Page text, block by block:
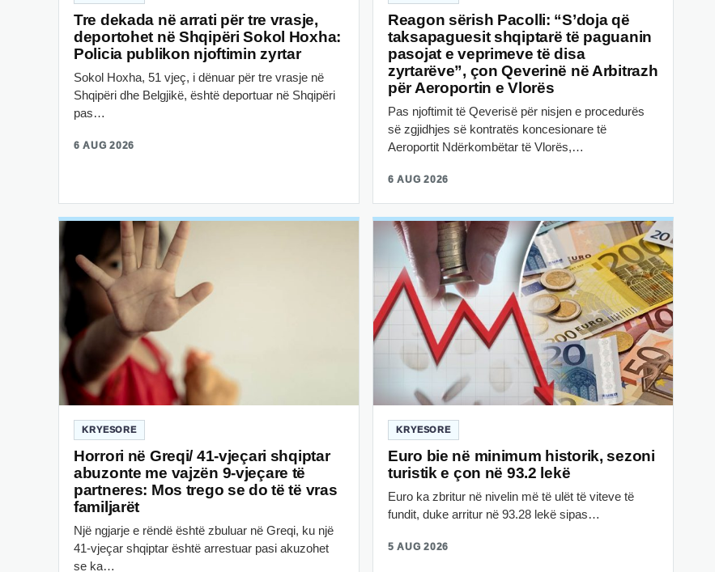
Tre dekada në arrati për tre vrasje,
deportohet në Shqipëri Sokol Hoxha:
Policia publikon njoftimin zyrtar
Sokol Hoxha, 51 vjeç, i dënuar për tre vrasje në
Shqipëri dhe Belgjikë, është deportuar në Shqipëri
pas…
6 AUG 2026
Reagon sërish Pacolli: “S’doja që
taksapaguesit shqiptarë të paguanin
pasojat e veprimeve të disa
zyrtarëve”, çon Qeverinë në Arbitrazh
për Aeroportin e Vlorës
Pas njoftimit të Qeverisë për nisjen e procedurës
së zgjidhjes së kontratës koncesionare të
Aeroportit Ndërkombëtar të Vlorës,…
6 AUG 2026
KRYESORE
Horrori në Greqi/ 41-vjeçari shqiptar
abuzonte me vajzën 9-vjeçare të
partneres: Mos trego se do të të vras
familjarët
Një ngjarje e rëndë është zbuluar në Greqi, ku një
41-vjeçar shqiptar është arrestuar pasi akuzohet
se ka…
KRYESORE
Euro bie në minimum historik, sezoni
turistik e çon në 93.2 lekë
Euro ka zbritur në nivelin më të ulët të viteve të
fundit, duke arritur në 93.28 lekë sipas…
5 AUG 2026